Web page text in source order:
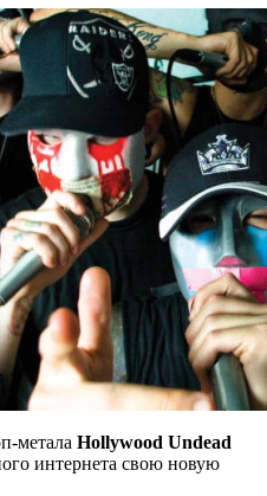
метала Hollywood Undead
интернета свою новую